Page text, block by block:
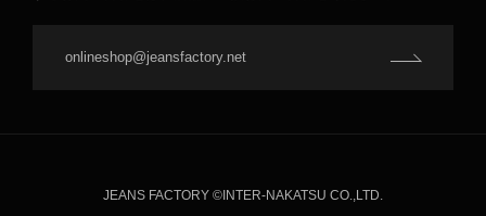
onlineshop@jeansfactory.net
JEANS FACTORY ©INTER-NAKATSU CO.,LTD.